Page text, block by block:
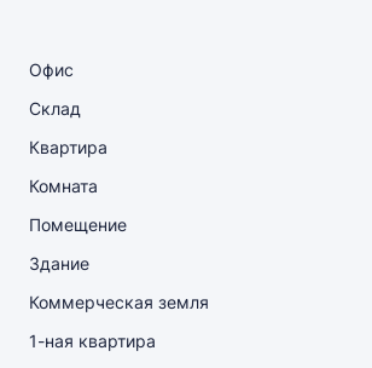
Офис
Склад
Квартира
Комната
Помещение
Здание
Коммерческая земля
1-ная квартира